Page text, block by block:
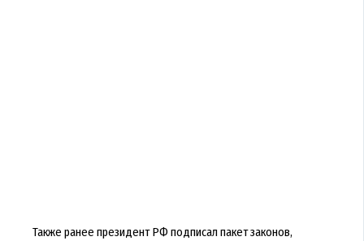
Также ранее президент РФ подписал пакет законов,